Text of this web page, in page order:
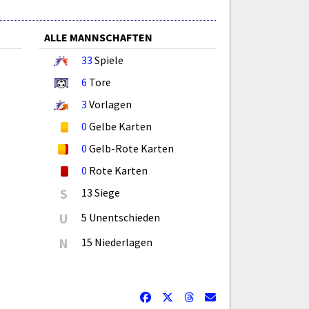
ALLE MANNSCHAFTEN
33 Spiele
6 Tore
3 Vorlagen
0 Gelbe Karten
0 Gelb-Rote Karten
0 Rote Karten
S 13 Siege
U 5 Unentschieden
N 15 Niederlagen